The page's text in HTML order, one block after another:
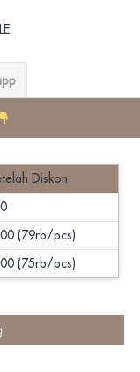
Diskon
(79rb/pcs)
(75rb/pcs)